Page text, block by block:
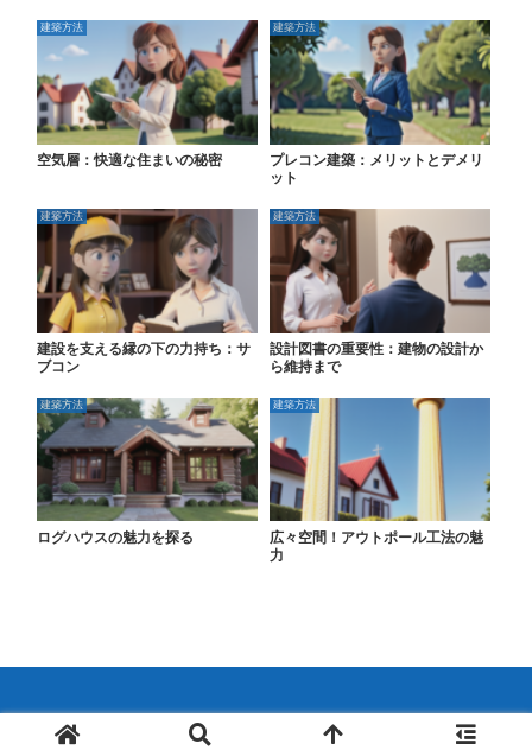
建築方法
空気層：快適な住まいの秘密
建築方法
プレコン建築：メリットとデメリ
ット
建築方法
建設を支える縁の下の力持ち：サ
ブコン
建築方法
設計図書の重要性：建物の設計か
ら維持まで
建築方法
ログハウスの魅力を探る
建築方法
広々空間！アウトポール工法の魅
力
© 2024 不動産のこと超解説.